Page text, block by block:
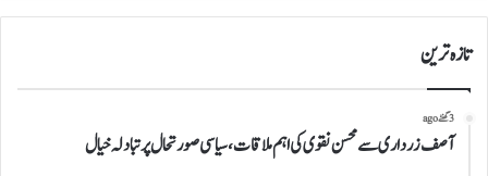
تازہ ترین
3 گھنٹے ago
آصف زرداری سے محسن نقوی کی اہم ملاقات، سیاسی صورتحال پر تبادلہ خیال